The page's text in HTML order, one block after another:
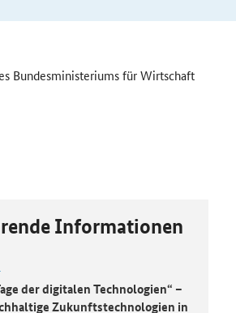
Bundesministeriums für Wirtschaft
Informationen
der digitalen Technologien“ –
Zukunftstechnologien in